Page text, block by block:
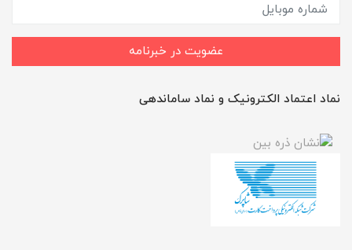
عضویت در خبرنامه
نماد اعتماد الکترونیک و نماد ساماندهی